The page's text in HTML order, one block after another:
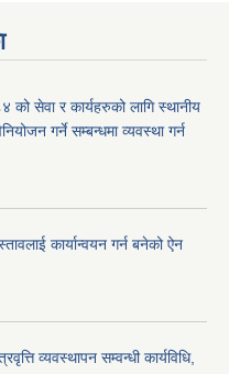
सेवा र कार्यहरुको लागि स्थानीय
गर्ने सम्बन्धमा व्यवस्था गर्न
कार्यान्वयन गर्न बनेको ऐन
व्यवस्थापन सम्वन्धी कार्यविधि,